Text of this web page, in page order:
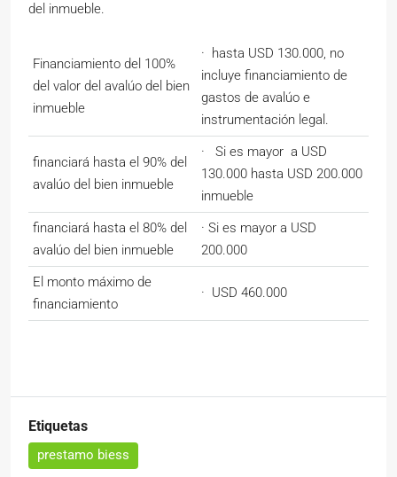
del inmueble.
Financiamiento del 100%
del valor del avalúo del bien
inmueble
· hasta USD 130.000, no
incluye financiamiento de
gastos de avalúo e
instrumentación legal.
financiará hasta el 90% del
avalúo del bien inmueble
· Si es mayor a USD
130.000 hasta USD 200.000
inmueble
financiará hasta el 80% del
avalúo del bien inmueble
· Si es mayor a USD
200.000
El monto máximo de
financiamiento
· USD 460.000
Etiquetas
prestamo biess